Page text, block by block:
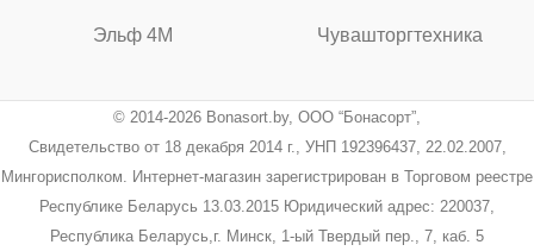
Эльф 4М Чувашторгтехника
© 2014-2026 Bonasort.by, ООО “Бонасорт”,
Свидетельство от 18 декабря 2014 г., УНП 192396437, 22.02.2007,
Мингорисполком. Интернет-магазин зарегистрирован в Торговом реестре
Республике Беларусь 13.03.2015 Юридический адрес: 220037,
Республика Беларусь,г. Минск, 1-ый Твердый пер., 7, каб. 5